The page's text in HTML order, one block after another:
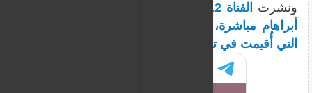
ونشرت
أبراهام مباشرة، ركل خصم كازاخستاني عمري حبيب،
التي أُقيمت في تايلاند، ورفض مصافحته